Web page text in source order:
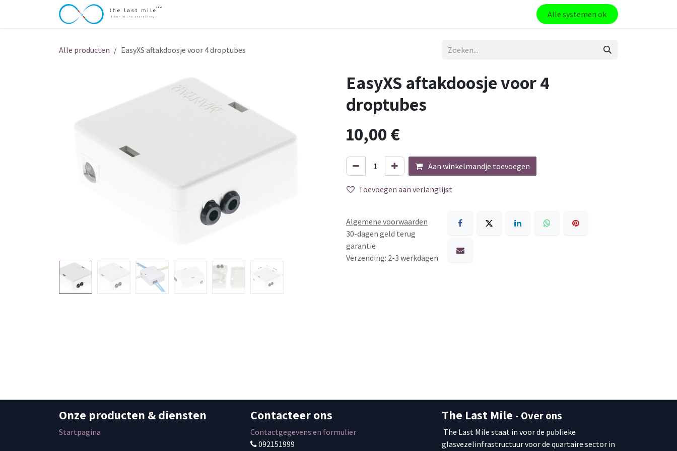
Overslaan naar inhoud
Alle systemen ok
Alle producten EasyXS aftakdoosje voor 4 droptubes
EasyXS aftakdoosje voor 4
droptubes
10,00€
Aan winkelmandje toevoegen
Toevoegen aan verlanglijst
Algemene voorwaarden
30-dagen geld terug
garantie
Verzending: 2-3 werkdagen
Onze producten & diensten
Startpagina
Contacteer ons
Contactgegevens en formulier
092151999
The Last Mile - Over ons
The Last Mile staat in voor de publieke
glasvezelinfrastructuur voor de quartaire sector in